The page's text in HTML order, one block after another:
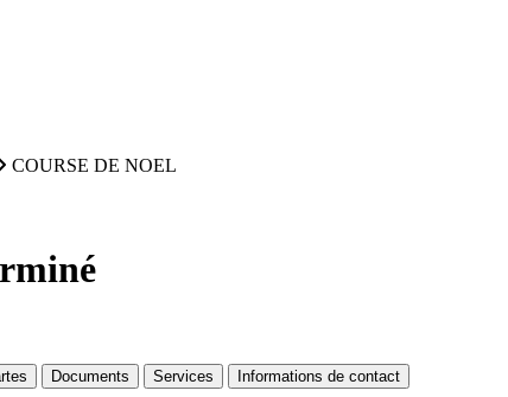
COURSE DE NOEL
Documents Services Informations de contact